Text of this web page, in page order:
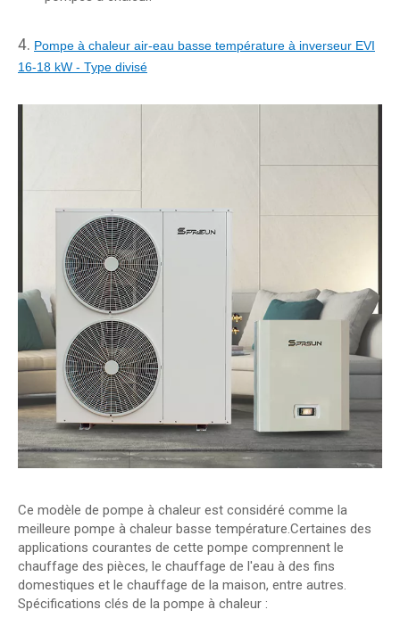
4. Pompe à chaleur air-eau basse température à inverseur EVI
16-18 kW - Type divisé
Ce modèle de pompe à chaleur est considéré comme la
meilleure pompe à chaleur basse température.Certaines des
applications courantes de cette pompe comprennent le
chauffage des pièces, le chauffage de l'eau à des fins
domestiques et le chauffage de la maison, entre autres.
Spécifications clés de la pompe à chaleur :